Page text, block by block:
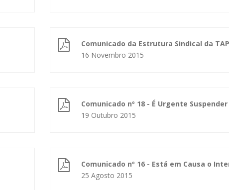
Comunicado da Estrutura Sindical da TAP
16 Novembro 2015
Comunicado nº 18 - É Urgente
19 Outubro 2015
Comunicado nº 16 - Está em Causa o
25 Agosto 2015